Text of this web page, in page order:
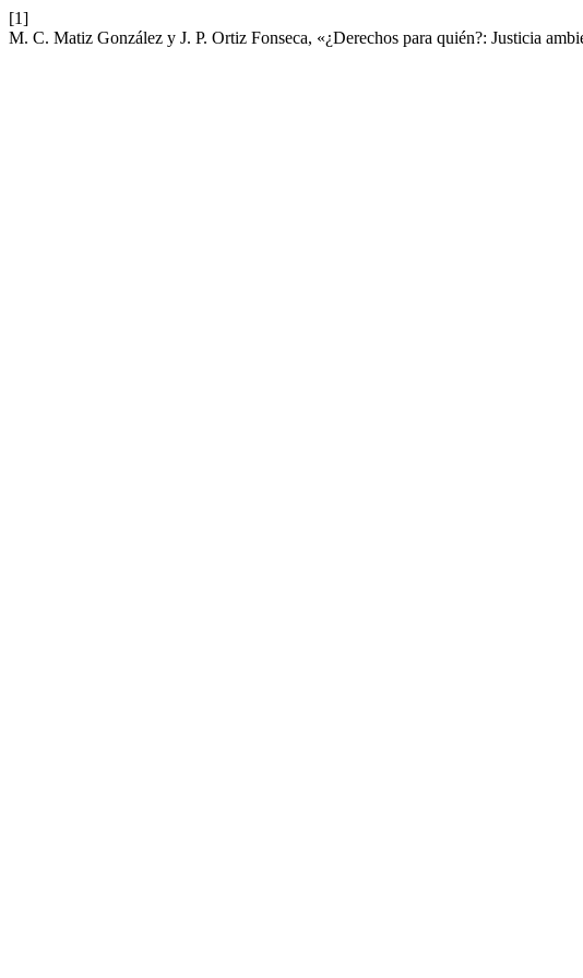
[1]
M. C. Matiz González y J. P. Ortiz Fonseca, «¿Derechos para quién?: Justicia